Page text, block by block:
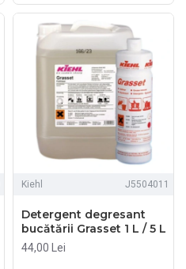
Kiehl J5504011
Detergent degresant
bucătării Grasset 1 L / 5 L
44,00 Lei